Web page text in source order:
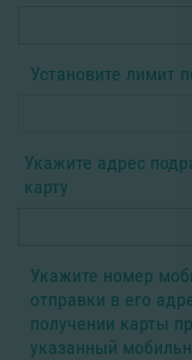
Установите лимит
Укажите адрес
карту
Укажите номер
отправки в его
получении карты
указанный